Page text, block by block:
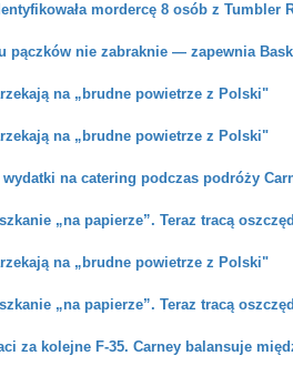
mordercę 8 osób z Tumbler
pączków nie zabraknie — zapewnia
na „brudne powietrze z Polski"
na „brudne powietrze z Polski"
na catering podczas podróży
„na papierze”. Teraz tracą
na „brudne powietrze z Polski"
„na papierze”. Teraz tracą
za kolejne F-35. Carney balansuje